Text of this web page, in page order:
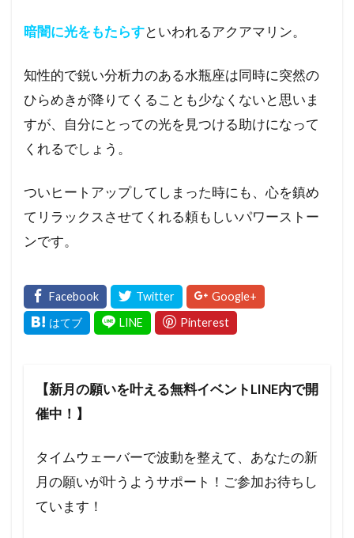
暗闇に光をもたらすといわれるアクアマリン。
知性的で鋭い分析力のある水瓶座は同時に突然の
ひらめきが降りてくることも少なくないと思いま
すが、自分にとっての光を見つける助けになって
くれるでしょう。
ついヒートアップしてしまった時にも、心を鎮め
てリラックスさせてくれる頼もしいパワーストー
ンです。
【新月の願いを叶える無料イベントLINE内で開
催中！】
タイムウェーバーで波動を整えて、あなたの新
月の願いが叶うようサポート！ご参加お待ちし
ています！